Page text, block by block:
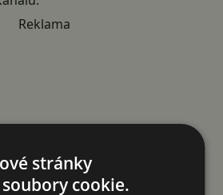
Reklama
stránky
cookie.